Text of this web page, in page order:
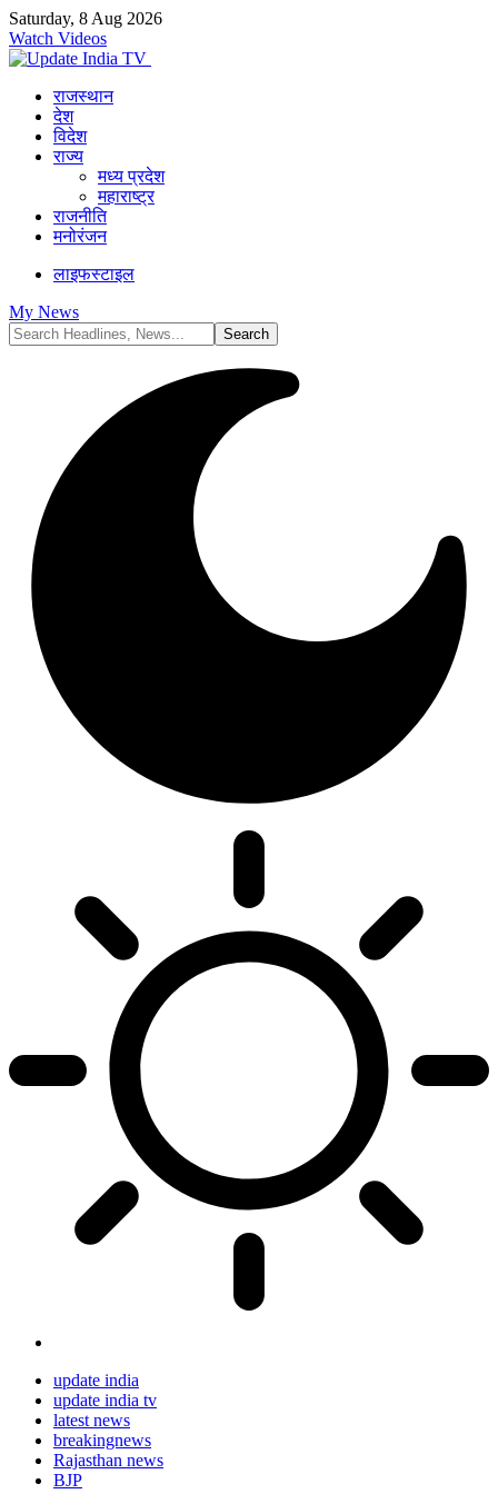
Saturday, 8 Aug 2026
Watch Videos
राजस्थान
देश
विदेश
राज्य
मध्य प्रदेश
महाराष्ट्र
राजनीति
मनोरंजन
लाइफस्टाइल
My News
update india
update india tv
latest news
breakingnews
Rajasthan news
BJP